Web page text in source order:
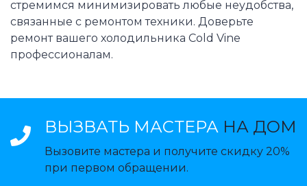
стремимся минимизировать любые неудобства,
связанные с ремонтом техники. Доверьте
ремонт вашего холодильника Cold Vine
профессионалам.
ВЫЗВАТЬ МАСТЕРА НА ДОМ
Вызовите мастера и получите скидку 20%
при первом обращении.